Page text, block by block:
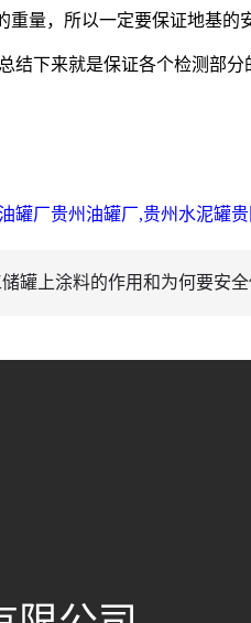
重量，所以一定要保证地基的
结下来就是保证各个检测部
罐厂贵州油罐厂,贵州水泥罐
罐上涂料的作用和为何要安全